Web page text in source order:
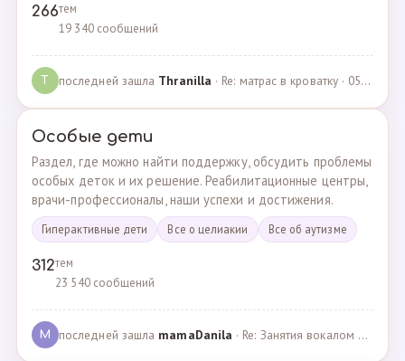
266тем
19 340 сообщений
T последней зашла Thranilla · Re: матрас в кроватку · 05.05.2024
Особые дети
Раздел, где можно найти поддержку, обсудить проблемы
особых деток и их решение. Реабилитационные центры,
врачи-профессионалы, наши успехи и достижения.
Гиперактивные дети Все о целиакии Все об аутизме
312тем
23 540 сообщений
M последней зашла mamaDanila · Re: Занятия вокалом и танцами для подростков с мент… · 12.03.2025